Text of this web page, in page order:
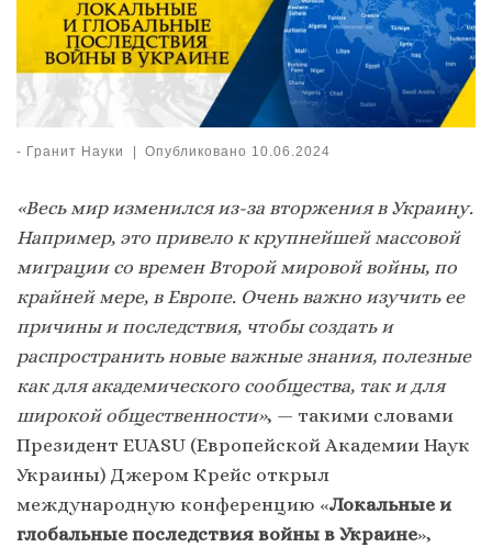
- Гранит Науки | Опубликовано 10.06.2024
«Весь мир изменился из-за вторжения в Украину.
Например, это привело к крупнейшей массовой
миграции со времен Второй мировой войны, по
крайней мере, в Европе. Очень важно изучить ее
причины и последствия, чтобы создать и
распространить новые важные знания, полезные
как для академического сообщества, так и для
широкой общественности», — такими словами
Президент EUASU (Европейской Академии Наук
Украины) Джером Крейс открыл
международную конференцию «Локальные и
глобальные последствия войны в Украине»,